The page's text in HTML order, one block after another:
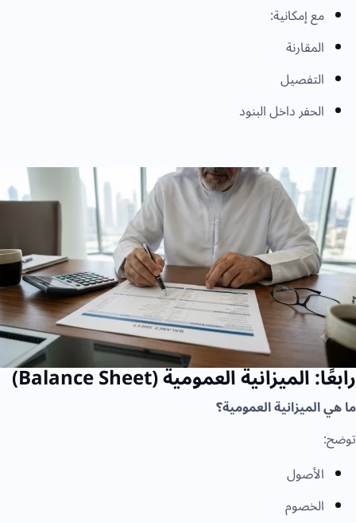
مع إمكانية:
المقارنة
التفصيل
الحفر داخل البنود
رابعًا: الميزانية العمومية (Balance Sheet)
ما هي الميزانية العمومية؟
توضح:
الأصول
الخصوم